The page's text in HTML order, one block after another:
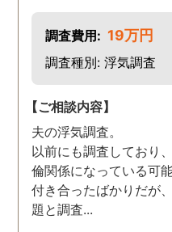
調査費用: 19万円
調査種別: 浮気調査
【ご相談内容】
夫の浮気調査。
以前にも調査しており
倫関係になっている可
付き合ったばかりだが
題と調査...